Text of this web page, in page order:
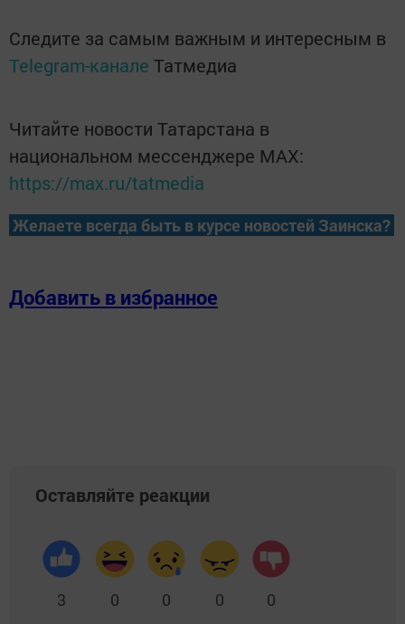
Следите за самым важным и интересным в
Telegram-канале Татмедиа
Читайте новости Татарстана в
национальном мессенджере MАХ:
https://max.ru/tatmedia
Желаете всегда быть в курсе новостей Заинска?
Добавить в избранное
Оставляйте реакции
3 0 0 0 0